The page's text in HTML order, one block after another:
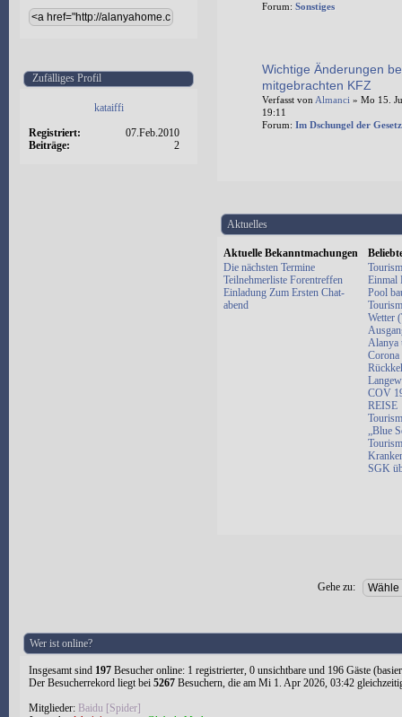
Zufälliges Profil
kataiffi
Registriert:
07.Feb.2010
Beiträge:
2
Forum: Sonstiges
Wichtige Änderungen
mitgebrachten KFZ
Verfasst von Almanci » Mo 15.
19:11
Forum: Im Dschungel der
Aktuelles
Aktuelle Bekanntmachungen
Die nächsten Termine
Teilnehmerliste Forentreffen
Einladung Zum Ersten Chat-
abend
Einmal
Pool
Wetter
Alanya
Corona
COV
REISE
„Blue
SGK
Gehe zu:
Wer ist online?
Insgesamt sind 197 Besucher online: 1 registrierter, 0 unsichtbare und 196 Gäste
Der Besucherrekord liegt bei 5267 Besuchern, die am Mi 1. Apr 2026, 03:42
Mitglieder: Baidu [Spider]